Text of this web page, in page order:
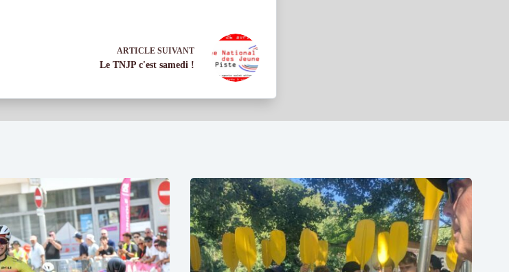
ARTICLE SUIVANT
Le TNJP c'est samedi !